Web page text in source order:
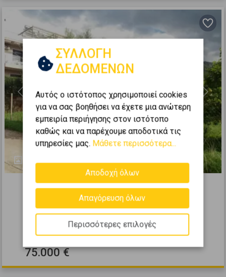
Previous Next
282538
Οικιστικό 503τ.μ. προς πώληση
ΜΕΣΣΑΤΙΔΑ - Σαραβάλι
2
75.000 €
ΣΥΛΛΟΓΗ
ΔΕΔΟΜΕΝΩΝ
Αυτός ο ιστότοπος χρησιμοποιεί cookies
για να σας βοηθήσει να έχετε μια ανώτερη
εμπειρία περιήγησης στον ιστότοπο
καθώς και να παρέχουμε αποδοτικά τις
υπηρεσίες μας. Μάθετε περισσότερα...
Αποδοχή όλων
Απαγόρευση όλων
Περισσότερες επιλογές